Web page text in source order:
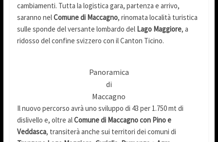
cambiamenti. Tutta la logistica gara, partenza e arrivo,
saranno nelComune di Maccagno, rinomata località turistica
sulle sponde del versante lombardo del Lago Maggiore, a
ridosso del confine svizzero con il Canton Ticino.
Panoramica
di
Maccagno
Il nuovo percorso avrà uno sviluppo di 43 per 1.750 mt di
dislivello e, oltre alComune di Maccagno con Pino e
Veddasca, transiterà anche sui territori dei comuni di